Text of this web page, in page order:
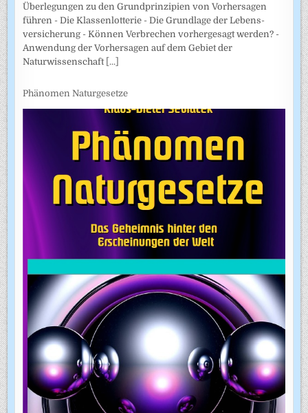
Überlegungen zu den Grundprinzipien von Vorhersagen
führen - Die Klassenlotterie - Die Grundlage der Lebens­
versicherung - Können Verbrechen vorhergesagt werden? -
Anwendung der Vorhersagen auf dem Gebiet der
Naturwissenschaft [...]
Phänomen Naturgesetze